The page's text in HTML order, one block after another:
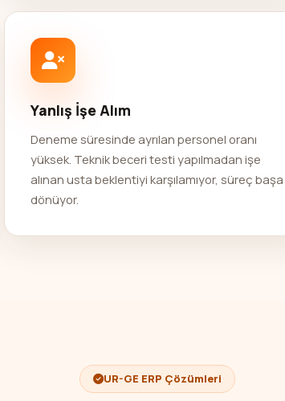
Yanlış İşe Alım
Deneme süresinde ayrılan personel oranı
yüksek. Teknik beceri testi yapılmadan işe
alınan usta beklentiyi karşılamıyor, süreç başa
dönüyor.
UR-GE ERP Çözümleri